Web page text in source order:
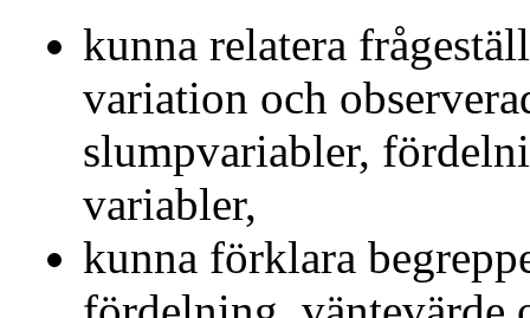
kunna relatera
variation och
slumpvariabler,
variabler,
kunna förklara